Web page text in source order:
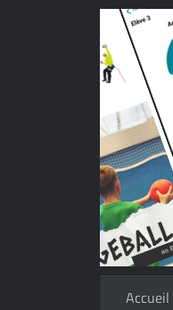
Accueil